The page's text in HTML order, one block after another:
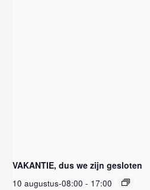
VAKANTIE, dus we zijn gesloten
10 augustus-08:00 - 17:00